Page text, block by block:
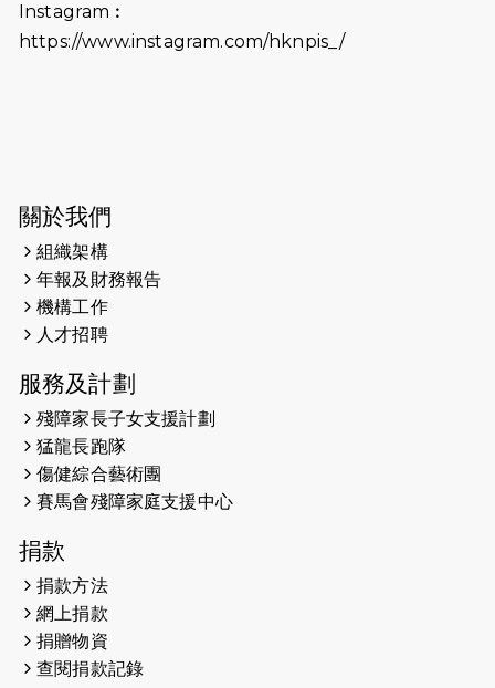
Instagram︰
https://www.instagram.com/hknpis_/
關於我們
組織架構
年報及財務報告
機構工作
人才招聘
服務及計劃
殘障家長子女支援計劃
猛龍長跑隊
傷健綜合藝術團
賽馬會殘障家庭支援中心
捐款
捐款方法
網上捐款
捐贈物資
查閱捐款記錄